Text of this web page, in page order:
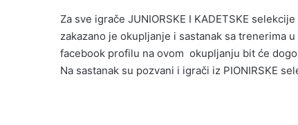
Za sve igrače JUNIORSKE I KADETSKE
zakazano je okupljanje i sastanak sa trenerima
facebook profilu na ovom okupljanju bit će
Na sastanak su pozvani i igrači iz PIONIRSKE